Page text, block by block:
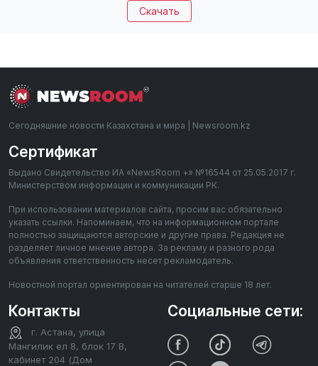
Скачать
Сегодняшние новости Казахстана и мира | Newsroom.kz
Сертификат
Выдано Свидетельство ИА «NewsRoom +» №16544 от 25.05.2017 г.
Министерством информации и коммуникации РК.
При использовании материалов сайта, просим вас обязательно
указать ссылки. Напоминаем, что на информационном портале
полностью защищаются авторские и другие права. Редакция не
разделяет личное мнение автора. За рекламу и разного рода
объявления ответственность несет рекламодатель.
Новостной портал ориентирован на читателей старше 18 лет.
Контакты
г. Астана, улица
Мангилик ел 8, блок 17 В,
кабинет 204 (Дом
Социальные сети: